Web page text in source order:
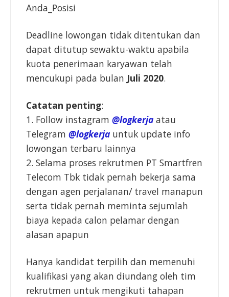
Anda_Posisi
Deadline lowongan tidak ditentukan dan
dapat ditutup sewaktu-waktu apabila
kuota penerimaan karyawan telah
mencukupi pada bulan Juli 2020.
Catatan penting:
1. Follow instagram @logkerja atau
Telegram @logkerja untuk update info
lowongan terbaru lainnya
2. Selama proses rekrutmen PT Smartfren
Telecom Tbk tidak pernah bekerja sama
dengan agen perjalanan/ travel manapun
serta tidak pernah meminta sejumlah
biaya kepada calon pelamar dengan
alasan apapun
Hanya kandidat terpilih dan memenuhi
kualifikasi yang akan diundang oleh tim
rekrutmen untuk mengikuti tahapan